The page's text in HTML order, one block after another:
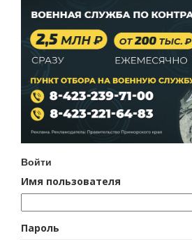
Войти
Имя пользователя
Пароль